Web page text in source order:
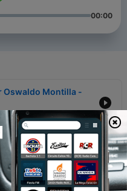
00:00
Oswaldo Montilla -
Montilla
- Pastor